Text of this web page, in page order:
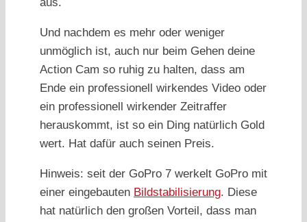
Und nachdem es mehr oder weniger
unmöglich ist, auch nur beim Gehen deine
Action Cam so ruhig zu halten, dass am
Ende ein professionell wirkendes Video oder
ein professionell wirkender Zeitraffer
herauskommt, ist so ein Ding natürlich Gold
wert. Hat dafür auch seinen Preis.
Hinweis: seit der GoPro 7 werkelt GoPro mit
einer eingebauten Bildstabilisierung. Diese
hat natürlich den großen Vorteil, dass man